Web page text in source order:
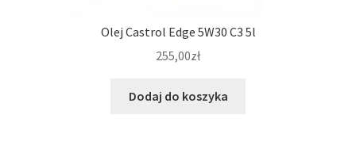
Olej Castrol Edge 5W30 C3 5l
255,00zł
Dodaj do koszyka